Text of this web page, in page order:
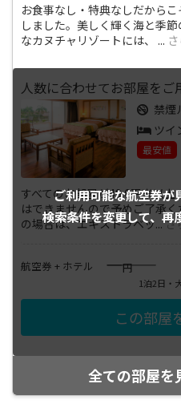
お食事なし・特典なしだから
しました。美しく輝く海と季
なカヌチャリゾートには、 ...
ご利用可能な航空券が
検索条件を変更して、再
人数に合わせてお部屋を
禁煙
ツイ
最安値
すべてのお部屋が49.6平米以
はできませんので予めご了承
の場合は、エキストラベッ...さ
航空券 + ホテル ――――円
1泊2日・
全ての部屋を